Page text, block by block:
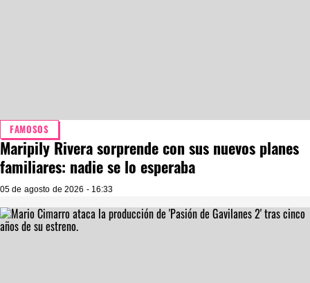
FAMOSOS
Maripily Rivera sorprende con sus nuevos planes
familiares: nadie se lo esperaba
05 de agosto de 2026 - 16:33